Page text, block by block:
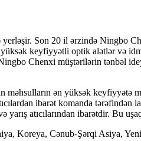
Son 20 il ərzində Ningbo
keyfiyyətli optik alətlər və
Chenxi müştərilərin tənbəl
ən yüksək
ibarət komanda tərəfindən
atıcılarından ibarətdir. Bu
Koreya, Cənub-Şərqi Asiya,